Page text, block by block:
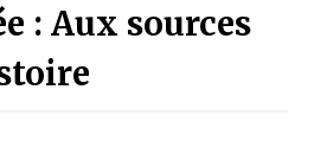
: Aux sources